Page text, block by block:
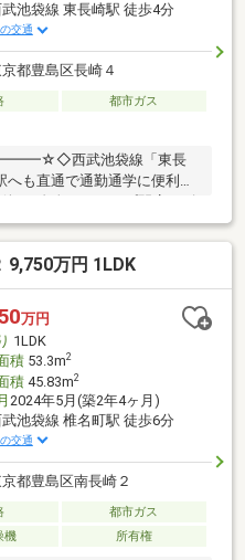
池袋線 東長崎駅 徒歩4分
交通
都豊島区長崎４
都市ガス
西武池袋線「東長
も直通で通勤通学に便利
イレブンまで徒歩3分♪公園
が両立♪◆ぜひ、現地をご確
・‥…━━━☆【豊富な
ございます。豊島区・板橋
ャストまで！都内に15店舗
困りの方はぜひ、アドキャ
9,750万円 1LDK
万円
1LDK
積53.3m2
積45.83m2
2024年5月(築2年4ヶ月)
池袋線 椎名町駅 徒歩6分
交通
都豊島区南長崎２
都市ガス
機 所有権